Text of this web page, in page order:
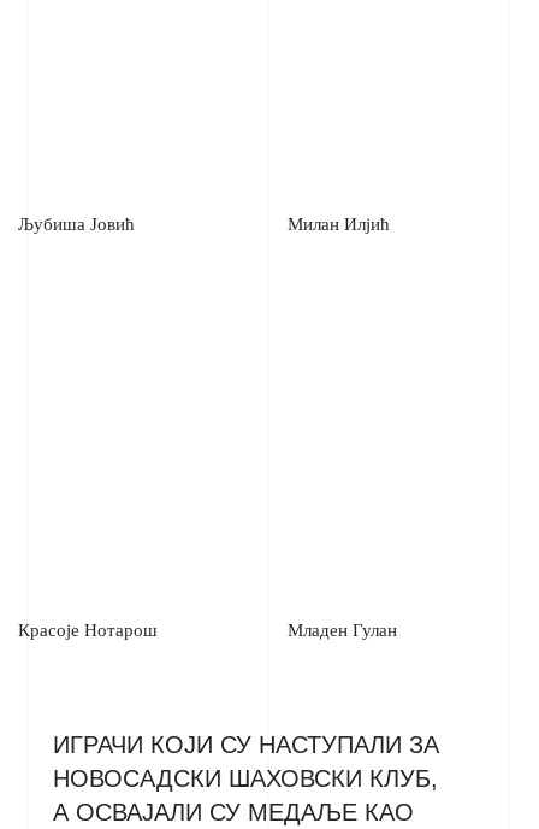
Љубиша Јовић Милан Илјић
Красоје Нотарош Младен Гулан
ИГРАЧИ КОЈИ СУ НАСТУПАЛИ ЗА
НОВОСАДСКИ ШАХОВСКИ КЛУБ,
А ОСВАЈАЛИ СУ МЕДАЉЕ КАО